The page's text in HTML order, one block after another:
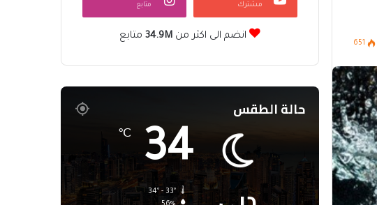
651
مشترك متابع
انضم الى اكثر من34.9M متابع
حالة الطقس
34
℃
34º - 33º